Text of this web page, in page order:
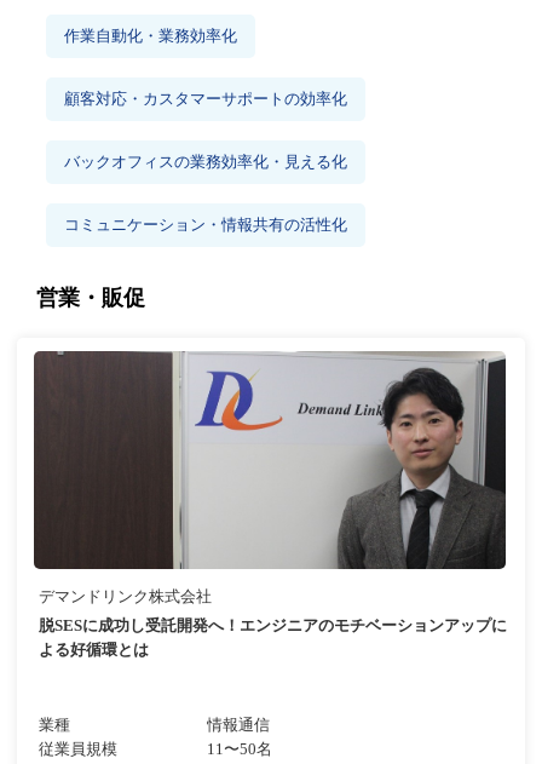
作業自動化・業務効率化
顧客対応・カスタマーサポートの効率化
バックオフィスの業務効率化・見える化
コミュニケーション・情報共有の活性化
営業・販促
デマンドリンク株式会社
脱SESに成功し受託開発へ！エンジニアのモチベーションアップに
よる好循環とは
業種
情報通信
従業員規模
11〜50名